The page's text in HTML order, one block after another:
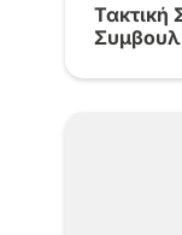
Τακτική